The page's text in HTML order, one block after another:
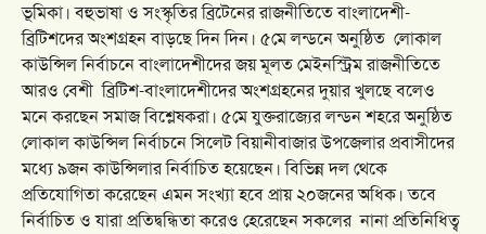
ভূমিকা। বহুভাষা ও সংস্কৃতির ব্রিটেনের রাজনীতিতে বাংলাদেশী-
ব্রিটিশদের অংশগ্রহন বাড়ছে দিন দিন। ৫মে লন্ডনে অনুষ্ঠিত লোকাল
কাউন্সিল নির্বাচনে বাংলাদেশীদের জয় মূলত মেইনস্ট্রিম রাজনীতিতে
আরও বেশী ব্রিটিশ-বাংলাদেশীদের অংশগ্রহনের দুয়ার খুলছে বলেও
মনে করছেন সমাজ বিশ্লেষকরা। ৫মে যুক্তরাজ্যের লন্ডন শহরে অনুষ্ঠিত
লোকাল কাউন্সিল নির্বাচনে সিলেট বিয়ানীবাজার উপজেলার প্রবাসীদের
মধ্যে ৯জন কাউন্সিলার নির্বাচিত হয়েছেন। বিভিন্ন দল থেকে
প্রতিযোগিতা করেছেন এমন সংখ্যা হবে প্রায় ২০জনের অধিক। তবে
নির্বাচিত ও যারা প্রতিদ্বন্ধিতা করেও হেরেছেন সকলের নানা প্রতিনিধিত্ব